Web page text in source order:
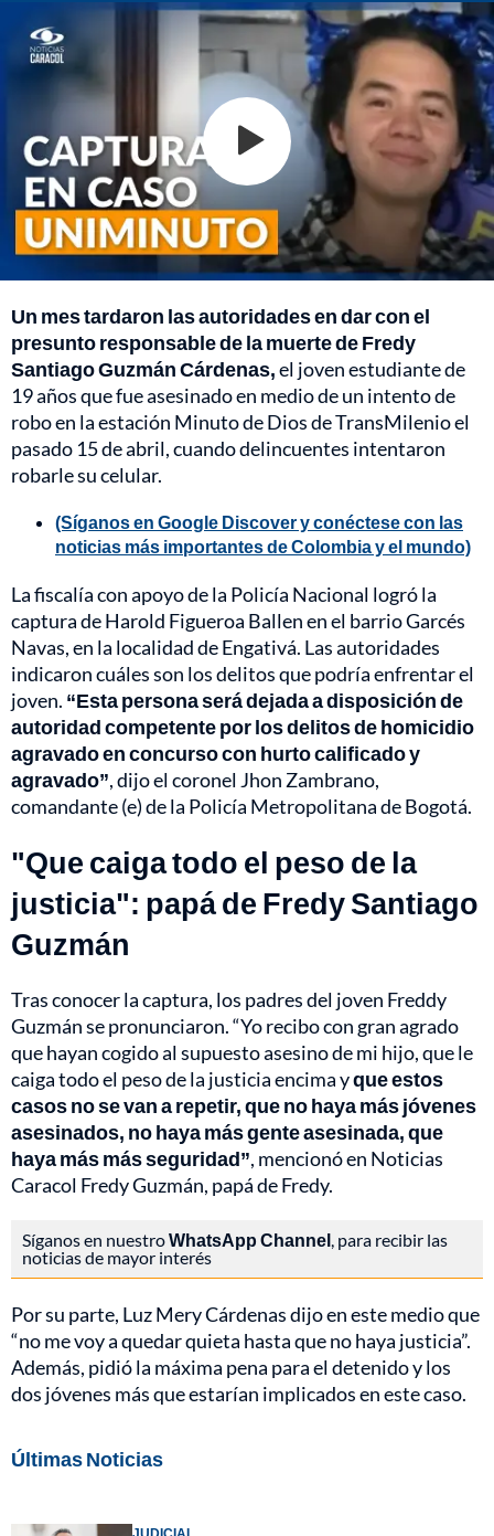
Un mes tardaron las autoridades en dar con el
presunto responsable de la muerte de Fredy
Santiago Guzmán Cárdenas,el joven estudiante de
19 años que fue asesinado en medio de un intento de
robo en la estación Minuto de Dios de TransMilenio el
pasado 15 de abril, cuando delincuentes intentaron
robarle su celular.
(Síganos en Google Discover y conéctese con las
noticias más importantes de Colombia y el mundo)
La fiscalía con apoyo de la Policía Nacional logró la
captura de Harold Figueroa Ballen en el barrio Garcés
Navas, en la localidad de Engativá. Las autoridades
indicaron cuáles son los delitos que podría enfrentar el
joven. “Esta persona será dejada a disposición de
autoridad competente por los delitos de homicidio
agravado en concurso con hurto calificado y
agravado”, dijo el coronel Jhon Zambrano,
comandante (e) de la Policía Metropolitana de Bogotá.
"Que caiga todo el peso de la
justicia": papá de Fredy Santiago
Guzmán
Tras conocer la captura, los padres del joven Freddy
Guzmán se pronunciaron. “Yo recibo con gran agrado
que hayan cogido al supuesto asesino de mi hijo, que le
caiga todo el peso de la justicia encima yque estos
casos no se van a repetir, que no haya más jóvenes
asesinados, no haya más gente asesinada, que
haya más más seguridad”, mencionó en Noticias
Caracol Fredy Guzmán, papá de Fredy.
Síganos en nuestroWhatsApp Channel , para recibir las
noticias de mayor interés
Por su parte, Luz Mery Cárdenas dijo en este medio que
“no me voy a quedar quieta hasta que no haya justicia”.
Además, pidió la máxima pena para el detenido y los
dos jóvenes más que estarían implicados en este caso.
Últimas Noticias